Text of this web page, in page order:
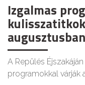
Izgalmas
A Repülés
programokkal várják